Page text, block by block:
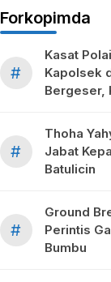
Forkopimda
#
Kasat
Kapolsek
Bergeser,
#
Thoha
Jabat
Batulicin
#
Ground
Perintis
Bumbu